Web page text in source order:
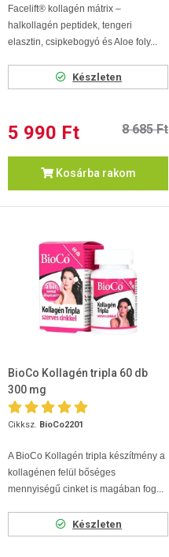
Facelift® kollagén mátrix –
halkollagén peptidek, tengeri
elasztin, csipkebogyó és Aloe foly...
Készleten
5 990 Ft 8 685 Ft
Kosárba rakom
BioCo Kollagén tripla 60 db
300 mg
Cikksz. BioCo2201
A BioCo Kollagén tripla készítmény a
kollagénen felül bőséges
mennyiségű cinket is magában fog...
Készleten